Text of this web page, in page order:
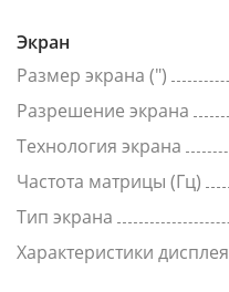
Экран
Размер экрана (")
Разрешение экрана
Технология экрана
Частота матрицы (Гц)
Тип экрана
Характеристики дисплея